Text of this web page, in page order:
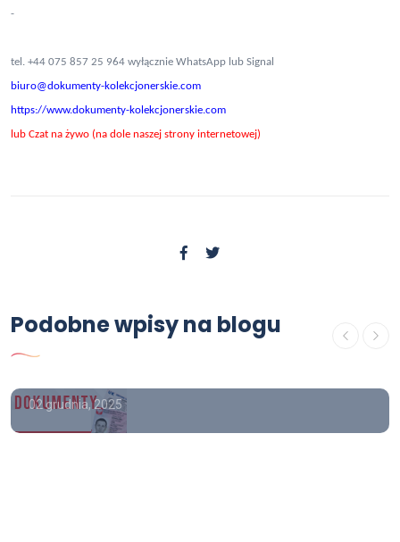
-
tel. +44 075 857 25 964 wyłącznie WhatsApp lub Signal
biuro@dokumenty-kolekcjonerskie.com
https://www.dokumenty-kolekcjonerskie.com
lub Czat na żywo (na dole naszej strony internetowej)
Podobne wpisy na blogu
wpisem legalny, świadectwo
szkoły zawodowej kolekcjonerskie
legalne
02 grudnia, 2025